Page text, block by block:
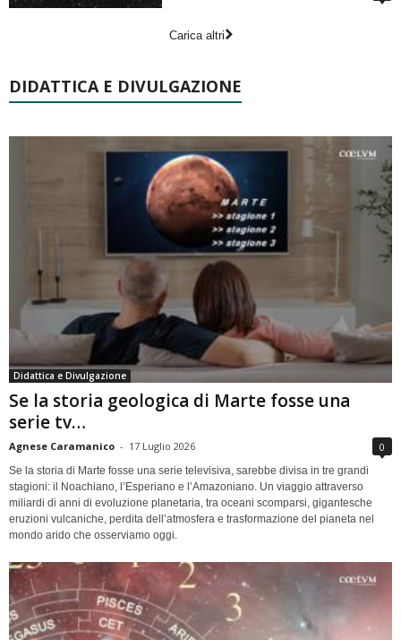
Carica altri
DIDATTICA E DIVULGAZIONE
Didattica e Divulgazione
Se la storia geologica di Marte fosse una
serie tv…
Agnese Caramanico - 17 Luglio 2026 0
Se la storia di Marte fosse una serie televisiva, sarebbe divisa in tre grandi
stagioni: il Noachiano, l’Esperiano e l’Amazoniano. Un viaggio attraverso
miliardi di anni di evoluzione planetaria, tra oceani scomparsi, gigantesche
eruzioni vulcaniche, perdita dell’atmosfera e trasformazione del pianeta nel
mondo arido che osserviamo oggi.